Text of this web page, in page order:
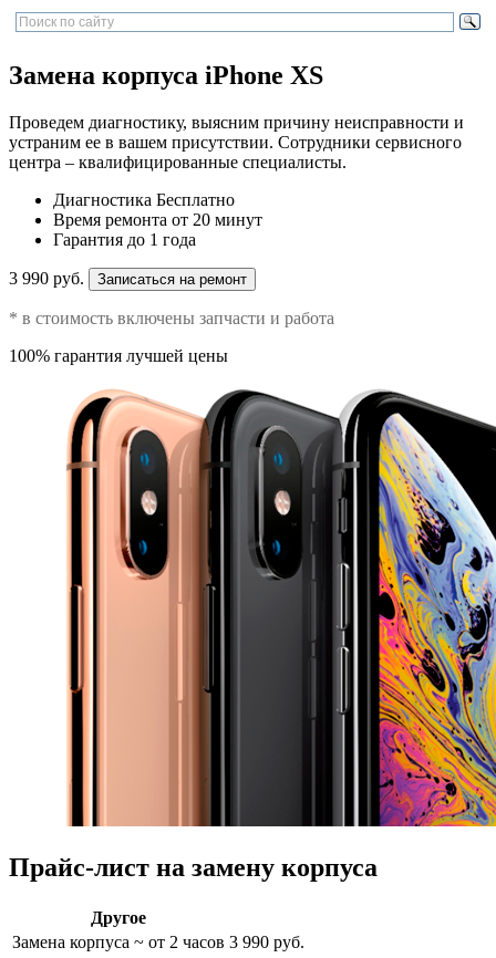
Замена корпуса iPhone XS
Проведем диагностику, выясним причину неисправности и
устраним ее в вашем присутствии. Сотрудники сервисного
центра – квалифицированные специалисты.
Диагностика Бесплатно
Время ремонта от 20 минут
Гарантия до 1 года
3 990 руб. Записаться на ремонт
* в стоимость включены запчасти и работа
100% гарантия лучшей цены
Прайс-лист на замену корпуса
Другое
Замена корпуса ~ от 2 часов 3 990 руб.